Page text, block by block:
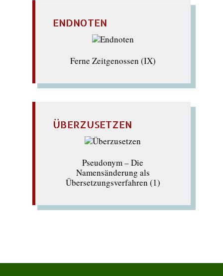
ENDNOTEN
Ferne Zeitgenossen (IX)
ÜBERZUSETZEN
Pseudonym – Die
Namensänderung als
Übersetzungsverfahren (1)